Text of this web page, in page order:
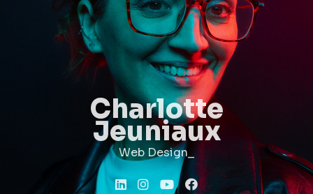
Charlotte
Jeuniaux
Gr